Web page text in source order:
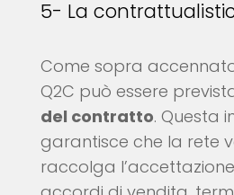
5- La
Come sopra
Q2C può essere
del contratto. Questa
garantisce che la rete
raccolga